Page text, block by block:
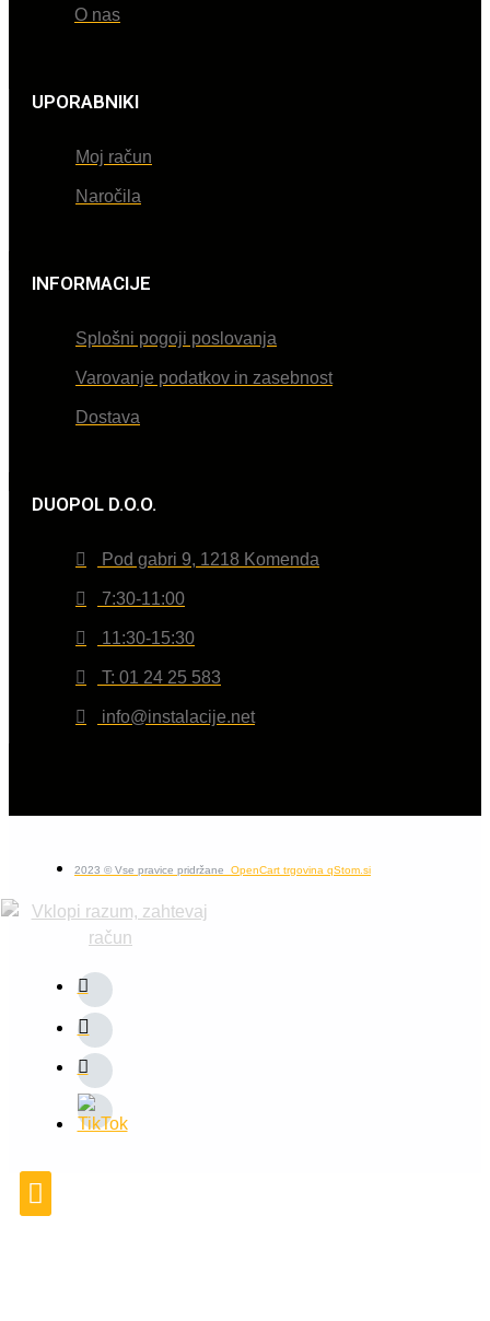
O nas
UPORABNIKI
Moj račun
Naročila
INFORMACIJE
Splošni pogoji poslovanja
Varovanje podatkov in zasebnost
Dostava
DUOPOL D.O.O.
Pod gabri 9, 1218 Komenda
7:30-11:00
11:30-15:30
T: 01 24 25 583
info@instalacije.net
2023 © Vse pravice pridržane OpenCart trgovina qStom.si